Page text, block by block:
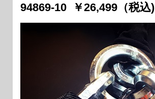
94869-10 ￥26,499（税込)